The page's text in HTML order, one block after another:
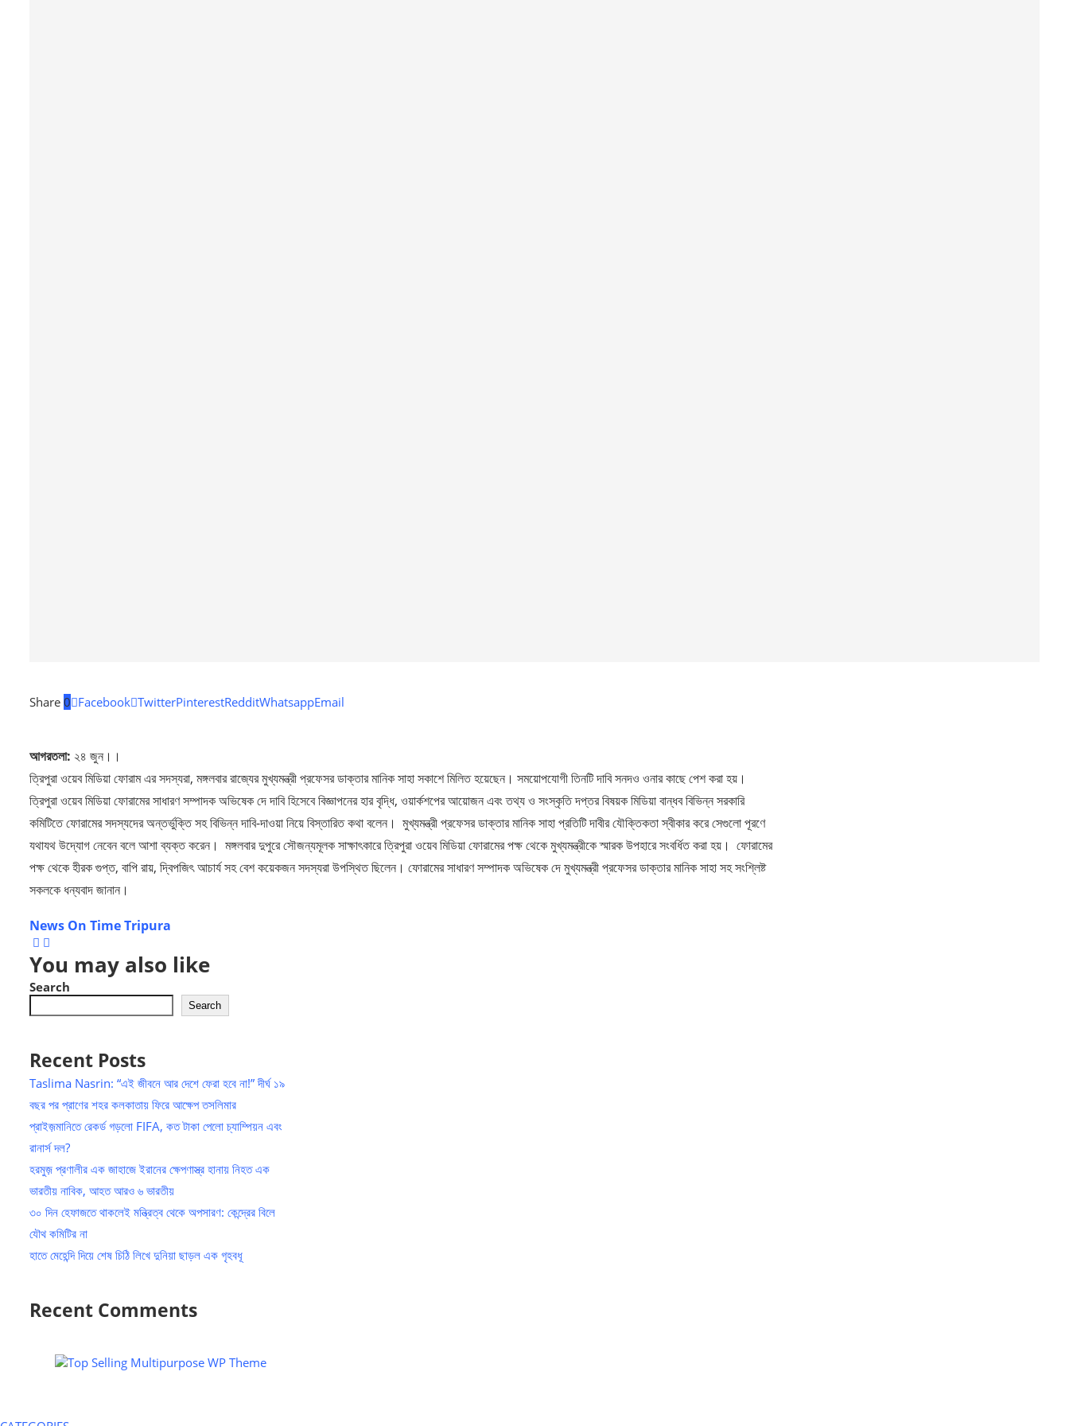
Share 0 Facebook TwitterPinterestRedditWhatsappEmail
আগরতলা: ২৪ জুন।।
ত্রিপুরা ওয়েব মিডিয়া ফোরাম এর সদস্যরা, মঙ্গলবার রাজ্যের মুখ্যমন্ত্রী প্রফেসর ডাক্তার মানিক সাহা সকাশে মিলিত হয়েছেন। সময়োপযোগী তিনটি দাবি সনদও ওনার কাছে পেশ করা হয়।
ত্রিপুরা ওয়েব মিডিয়া ফোরামের সাধারণ সম্পাদক অভিষেক দে দাবি হিসেবে বিজ্ঞাপনের হার বৃদ্ধি, ওয়ার্কশপের আয়োজন এবং তথ্য ও সংস্কৃতি দপ্তর বিষয়ক মিডিয়া বান্ধব বিভিন্ন সরকারি
কমিটিতে ফোরামের সদস্যদের অন্তর্ভুক্তি সহ বিভিন্ন দাবি-দাওয়া নিয়ে বিস্তারিত কথা বলেন। ‌ মুখ্যমন্ত্রী প্রফেসর ডাক্তার মানিক সাহা প্রতিটি দাবীর যৌক্তিকতা স্বীকার করে সেগুলো পূরণে
যথাযথ উদ্যোগ নেবেন বলে আশা ব্যক্ত করেন। ‌ মঙ্গলবার দুপুরে সৌজন্যমূলক সাক্ষাৎকারে ত্রিপুরা ওয়েব মিডিয়া ফোরামের পক্ষ থেকে মুখ্যমন্ত্রীকে স্মারক উপহারে সংবর্ধিত করা হয়। ‌ ফোরামের
পক্ষ থেকে হীরক গুপ্ত, বাপি রায়, দ্বিপজিৎ আচার্য সহ বেশ কয়েকজন সদস্যরা উপস্থিত ছিলেন। ফোরামের সাধারণ সম্পাদক অভিষেক দে মুখ্যমন্ত্রী প্রফেসর ডাক্তার মানিক সাহা সহ সংশ্লিষ্ট
সকলকে ধন্যবাদ জানান।
News On Time Tripura
You may also like
Search
Search
Recent Posts
Taslima Nasrin: “এই জীবনে আর দেশে ফেরা হবে না!” দীর্ঘ ১৯
বছর পর প্রাণের শহর কলকাতায় ফিরে আক্ষেপ তসলিমার
প্রাইজ়মানিতে রেকর্ড গড়লো FIFA, কত টাকা পেলো চ্যাম্পিয়ন এবং
রানার্স দল?
হরমুজ় প্রণালীর এক জাহাজে ইরানের ক্ষেপণাস্ত্র হানায় নিহত এক
ভারতীয় নাবিক, আহত আরও ৬ ভারতীয়
৩০ দিন হেফাজতে থাকলেই মন্ত্রিত্ব থেকে অপসারণ: কেন্দ্রের বিলে
যৌথ কমিটির না
হাতে মেহেন্দি দিয়ে শেষ চিঠি লিখে দুনিয়া ছাড়ল এক গৃহবধূ
Recent Comments